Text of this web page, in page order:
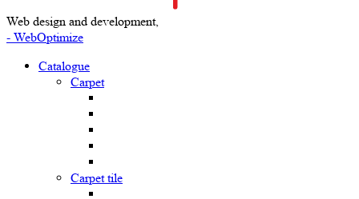
Web design and development,
- WebOptimize
Catalogue
Carpet
Carpet tile